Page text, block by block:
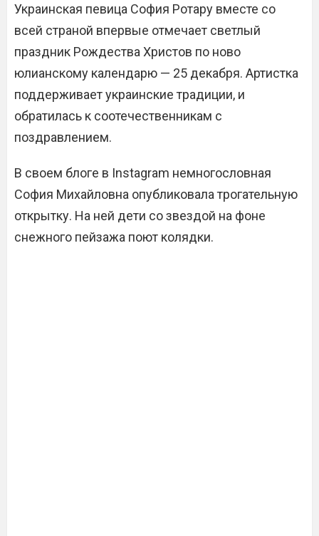
Украинская певица София Ротару вместе со
всей страной впервые отмечает светлый
праздник Рождества Христов по ново
юлианскому календарю — 25 декабря. Артистка
поддерживает украинские традиции, и
обратилась к соотечественникам с
поздравлением.
В своем блоге в Instagram немногословная
София Михайловна опубликовала трогательную
открытку. На ней дети со звездой на фоне
снежного пейзажа поют колядки.